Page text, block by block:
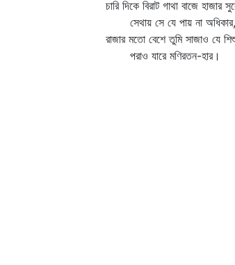
চারি দিকে বিরাট গাথা বাজে হাজার
সেথায় সে যে পায় না অধিকার,
রাজার মতো বেশে তুমি সাজাও যে
পরাও যারে মণিরতন-হার।